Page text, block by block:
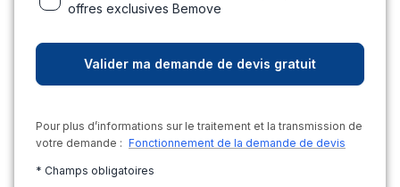
offres exclusives Bemove
Pour plus d’informations sur le traitement et la transmission de
votre demande : Fonctionnement de la demande de devis
* Champs obligatoires